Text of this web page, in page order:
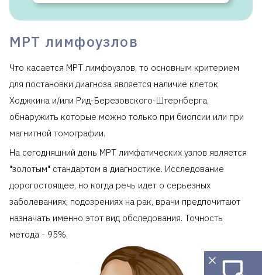
МРТ лимфоузлов
Что касается МРТ лимфоузлов, то основным критерием
для постановки диагноза является наличие клеток
Ходжкина и/или Рид-Березовского-Штернберга,
обнаружить которые можно только при биопсии или при
магнитной томографии.
На сегодняшний день МРТ лимфатических узлов является
"золотым" стандартом в диагностике. Исследование
дорогостоящее, но когда речь идет о серьезных
заболеваниях, подозрениях на рак, врачи предпочитают
назначать именно этот вид обследования. Точность
метода - 95%.